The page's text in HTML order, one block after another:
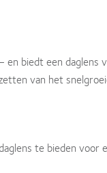
biedt een daglens
van het
te bieden voor